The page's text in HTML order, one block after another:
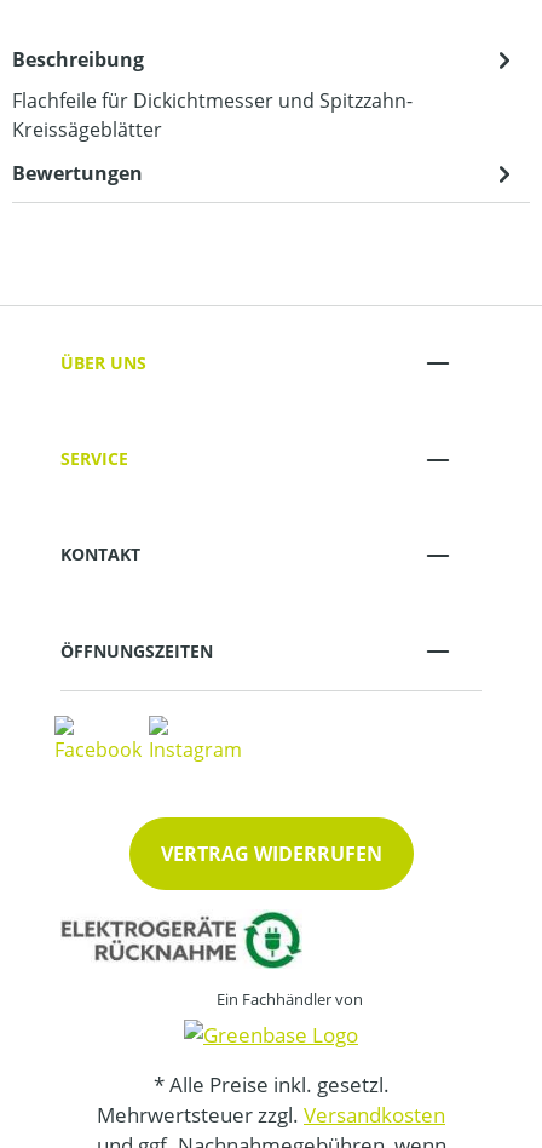
Beschreibung
Flachfeile für Dickichtmesser und Spitzzahn-
Kreissägeblätter
Bewertungen
ÜBER UNS
SERVICE
KONTAKT
ÖFFNUNGSZEITEN
VERTRAG WIDERRUFEN
Ein Fachhändler von
* Alle Preise inkl. gesetzl.
Mehrwertsteuer zzgl. Versandkosten